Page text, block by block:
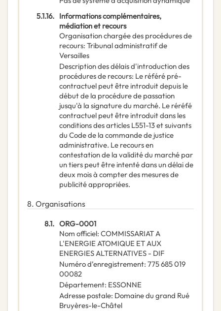
5.1.16. Informations complémentaires,
médiation et recours
Organisation chargée des procédures de
recours: Tribunal administratif de
Versailles
Description des délais d'introduction des
procédures de recours: Le référé pré-
contractuel peut être introduit depuis le
début de la procédure de passation
jusqu'à la signature du marché. Le réréfé
contractuel peut être introduit dans les
conditions des articles L551-13 et suivants
du Code de la commande de justice
administrative. Le recours en
contestation de la validité du marché par
un tiers peut être intenté dans un délai de
deux mois à compter des mesures de
publicité appropriées.
8. Organisations
8.1. ORG-0001
Nom officiel: COMMISSARIAT A
L'ENERGIE ATOMIQUE ET AUX
ENERGIES ALTERNATIVES - DIF
Numéro d’enregistrement: 775 685 019
00082
Département: ESSONNE
Adresse postale: Domaine du grand Rué
Bruyères-le-Châtel